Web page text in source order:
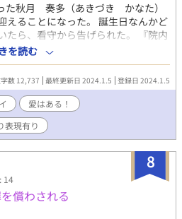
た秋月 奏多（あきづき かなた）
えることになった。 誕生日なんかど
たら、看守から告げられた。 『院内
式を行う。』 その成人式とは、奉仕
で、少年院の運営費用を援助してく
年達が性的に奉仕するという内容だ
かなた）18歳 子育てに無関心な
行により母親が養育を拒否したた
菱 亜蓮（よつびし あれん） スポ
有力者で、近寄り難い程の美貌の
務所のスポンサー行事に顔は出すも
なかったが、奏多のことを気に入
る） スポンサー。中性的な美貌の
行少年の更生に尽力しており、根が
のことを気に入る。 ＊おちゃらけ
い方向けです。
を読む
数 12,737 最終更新日 2024.1.5 登録日 2024.1.5
愛はある！
表現有り
8
14
償わされる